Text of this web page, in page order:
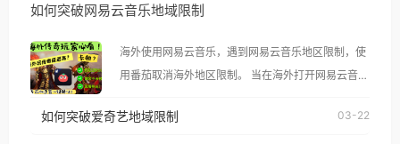
示语。 海外用户如香港、澳门、台湾、美国、加拿
像其他音乐平台一样，出现地区及版权限制问题，且
仅能在中国大陆地区播放。 遇到这个问题的朋友们，
如何突破网易云音乐地域限制
海外使用网易云音乐，遇到网易云音乐地区限制，使
用番茄取消海外地区限制。 当在海外打开网易云音
播放”的提示语。 海外用户如香港、澳门、台湾、美
如何突破爱奇艺地域限制 03-22